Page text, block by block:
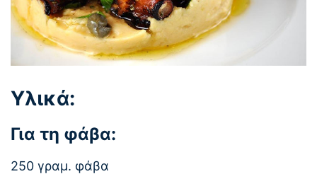
Υλικά:
Για τη φάβα:
250 γραμ. φάβα